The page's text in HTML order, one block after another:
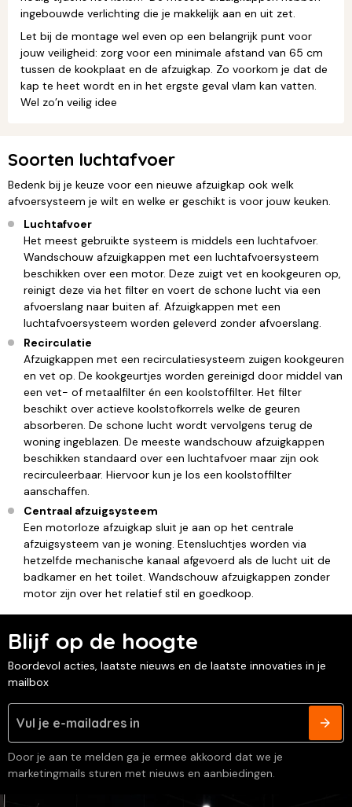
ingebouwde verlichting die je makkelijk aan en uit zet.
Let bij de montage wel even op een belangrijk punt voor
jouw veiligheid: zorg voor een minimale afstand van 65 cm
tussen de kookplaat en de afzuigkap. Zo voorkom je dat de
kap te heet wordt en in het ergste geval vlam kan vatten.
Wel zo’n veilig idee
Soorten luchtafvoer
Bedenk bij je keuze voor een nieuwe afzuigkap ook welk
afvoersysteem je wilt en welke er geschikt is voor jouw keuken.
Luchtafvoer
Het meest gebruikte systeem is middels een luchtafvoer.
Wandschouw afzuigkappen met een luchtafvoersysteem
beschikken over een motor. Deze zuigt vet en kookgeuren op,
reinigt deze via het filter en voert de schone lucht via een
afvoerslang naar buiten af. Afzuigkappen met een
luchtafvoersysteem worden geleverd zonder afvoerslang.
Recirculatie
Afzuigkappen met een recirculatiesysteem zuigen kookgeuren
en vet op. De kookgeurtjes worden gereinigd door middel van
een vet- of metaalfilter én een koolstoffilter. Het filter
beschikt over actieve koolstofkorrels welke de geuren
absorberen. De schone lucht wordt vervolgens terug de
woning ingeblazen. De meeste wandschouw afzuigkappen
beschikken standaard over een luchtafvoer maar zijn ook
recirculeerbaar. Hiervoor kun je los een koolstoffilter
aanschaffen.
Centraal afzuigsysteem
Een motorloze afzuigkap sluit je aan op het centrale
afzuigsysteem van je woning. Etensluchtjes worden via
hetzelfde mechanische kanaal afgevoerd als de lucht uit de
badkamer en het toilet. Wandschouw afzuigkappen zonder
motor zijn over het relatief stil en goedkoop.
Blijf op de hoogte
Boordevol acties, laatste nieuws en de laatste innovaties in je
mailbox
Door je aan te melden ga je ermee akkoord dat we je
marketingmails sturen met nieuws en aanbiedingen.